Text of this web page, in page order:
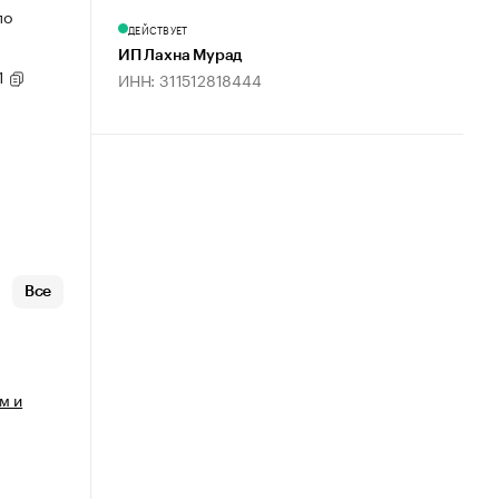
Все
и
ДЕЙСТВУЕТ
ИП Лахна Мурад
ИНН: 311512818444